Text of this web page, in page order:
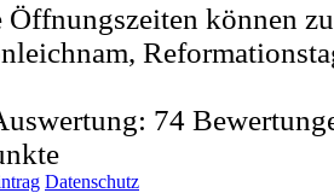
Öffnungszeiten können
74
Datenschutz